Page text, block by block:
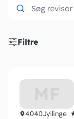
Filtre
4040Jyllinge